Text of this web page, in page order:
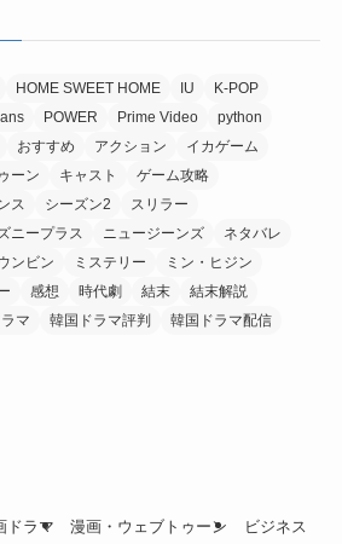
HOME SWEET HOME IU
K-POP
POWER Prime Video
python
おすすめ アクション
イカゲーム
ーン キャスト
ゲーム攻略
ス シーズン2
スリラー
ニープラス ニュージーンズ
ネタバレ
ンビン ミステリー
ミン・ヒジン
感想 時代劇 結末
結末解説
マ 韓国ドラマ評判
韓国ドラマ配信
ドラマ 漫画・ウェブトゥーン ビジネス